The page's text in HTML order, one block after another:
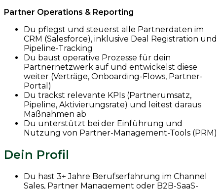
Partner Operations & Reporting
Du pflegst und steuerst alle Partnerdaten im
CRM (Salesforce), inklusive Deal Registration und
Pipeline-Tracking
Du baust operative Prozesse für dein
Partnernetzwerk auf und entwickelst diese
weiter (Verträge, Onboarding-Flows, Partner-
Portal)
Du trackst relevante KPIs (Partnerumsatz,
Pipeline, Aktivierungsrate) und leitest daraus
Maßnahmen ab
Du unterstützt bei der Einführung und
Nutzung von Partner-Management-Tools (PRM)
Dein Profil
Du hast 3+ Jahre Berufserfahrung im Channel
Sales, Partner Management oder B2B-SaaS-